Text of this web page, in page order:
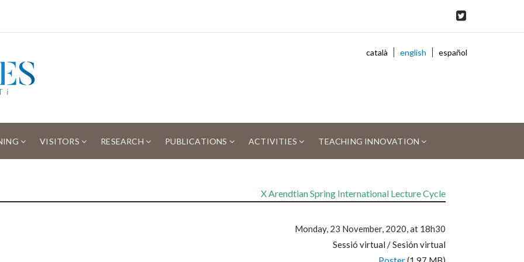
català english español
VISITORS RESEARCH PUBLICATIONS ACTIVITIES TEACHING INNOVATION
X Arendtian Spring International Lecture Cycle
Monday, 23 November, 2020, at 18h30
Sessió virtual / Sesión virtual